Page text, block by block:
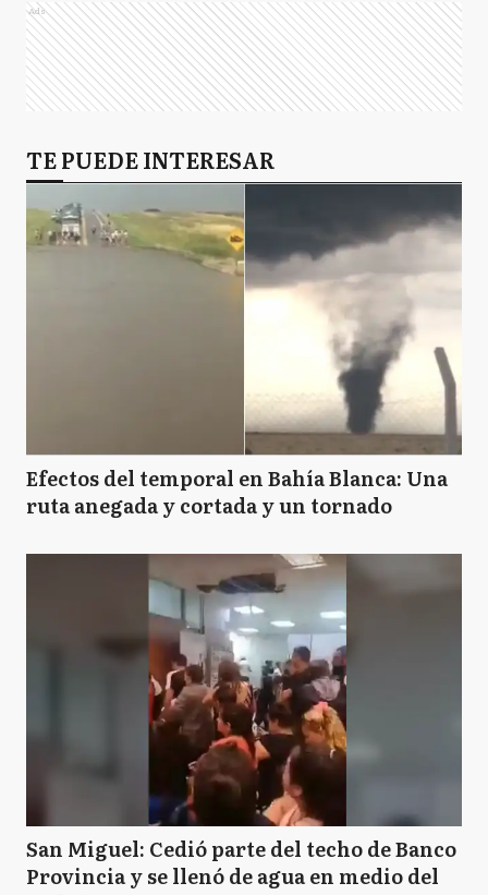
Ads
TE PUEDE INTERESAR
Efectos del temporal en Bahía Blanca: Una
ruta anegada y cortada y un tornado
San Miguel: Cedió parte del techo de Banco
Provincia y se llenó de agua en medio del